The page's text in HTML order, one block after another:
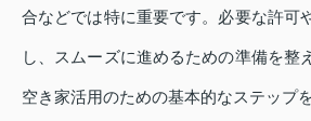
合などでは特に重要です。必要な許可
し、スムーズに進めるための準備を整
空き家活用のための基本的なステップ